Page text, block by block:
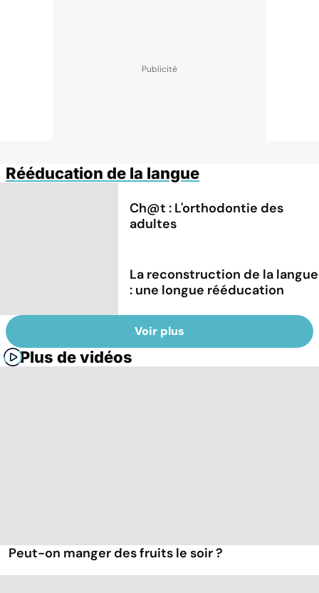
Rééducation de la langue
Ch@t : L'orthodontie des
adultes
La reconstruction de la langue
: une longue rééducation
Voir plus
Plus de vidéos
Peut-on manger des fruits le soir ?